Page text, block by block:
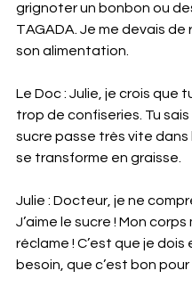
grignoter un bonbon ou
TAGADA. Je me devais
son alimentation.
Le Doc : Julie, je crois que
trop de confiseries. Tu sais
sucre passe très vite dans
se transforme en graisse.
Julie : Docteur, je ne
J’aime le sucre ! Mon corps
réclame ! C’est que je dois
besoin, que c’est bon pour